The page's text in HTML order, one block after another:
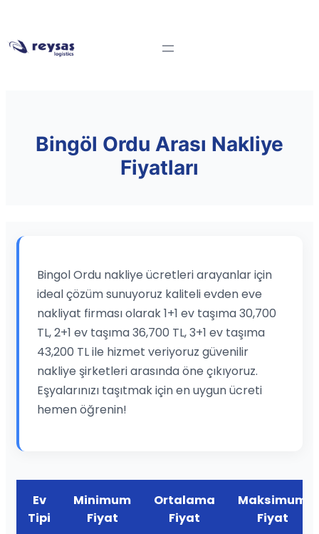
Bingöl Ordu Arası Nakliye
Fiyatları
Bingol Ordu nakliye ücretleri arayanlar için
ideal çözüm sunuyoruz kaliteli evden eve
nakliyat firması olarak 1+1 ev taşıma 30,700
TL, 2+1 ev taşıma 36,700 TL, 3+1 ev taşıma
43,200 TL ile hizmet veriyoruz güvenilir
nakliye şirketleri arasında öne çıkıyoruz.
Eşyalarınızı taşıtmak için en uygun ücreti
hemen öğrenin!
Ev
Tipi
Minimum
Fiyat
Ortalama
Fiyat
Maksimum
Fiyat